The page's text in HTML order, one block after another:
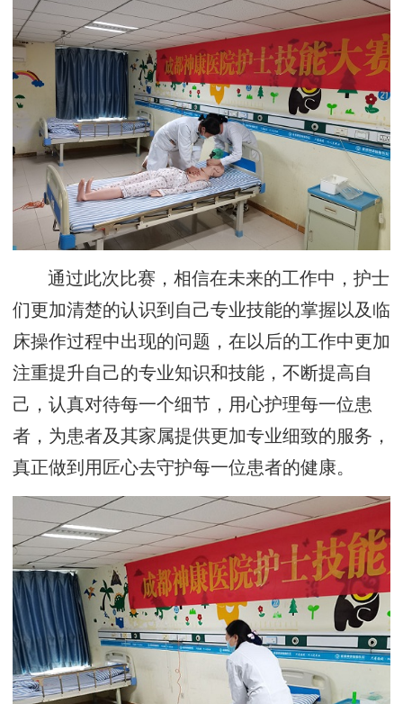
通过此次比赛，相信在未来的工作中，护士
们更加清楚的认识到自己专业技能的掌握以及临
床操作过程中出现的问题，在以后的工作中更加
注重提升自己的专业知识和技能，不断提高自
己，认真对待每一个细节，用心护理每一位患
者，为患者及其家属提供更加专业细致的服务，
真正做到用匠心去守护每一位患者的健康。